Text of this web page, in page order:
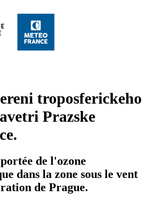
troposferickeho
Prazske
de l'ozone
dans la zone sous le vent
de Prague.